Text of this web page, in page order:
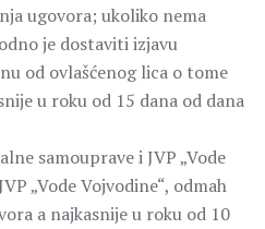
ugovora; ukoliko nema
je dostaviti izjavu
od ovlašćenog lica o tome
u roku od 15 dana od dana
samouprave i JVP „Vode
„Vode Vojvodine“, odmah
a najkasnije u roku od 10